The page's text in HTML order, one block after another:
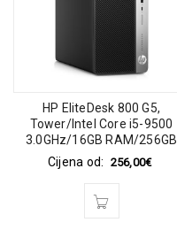
HP EliteDesk 800 G5,
Tower/Intel Core i5-9500
3.0GHz/16GB RAM/256GB
SSD PCIe Intel UHD
Graphics/Win 11 Pro 64-bit
Cijena od: 256,00€